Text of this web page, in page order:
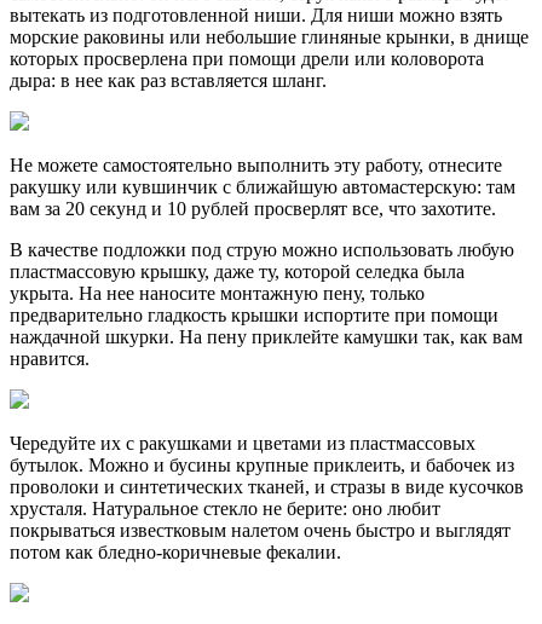
вытекать из подготовленной ниши. Для ниши можно взять
морские раковины или небольшие глиняные крынки, в днище
которых просверлена при помощи дрели или коловорота
дыра: в нее как раз вставляется шланг.
Не можете самостоятельно выполнить эту работу, отнесите
ракушку или кувшинчик с ближайшую автомастерскую: там
вам за 20 секунд и 10 рублей просверлят все, что захотите.
В качестве подложки под струю можно использовать любую
пластмассовую крышку, даже ту, которой селедка была
укрыта. На нее наносите монтажную пену, только
предварительно гладкость крышки испортите при помощи
наждачной шкурки. На пену приклейте камушки так, как вам
нравится.
Чередуйте их с ракушками и цветами из пластмассовых
бутылок. Можно и бусины крупные приклеить, и бабочек из
проволоки и синтетических тканей, и стразы в виде кусочков
хрусталя. Натуральное стекло не берите: оно любит
покрываться известковым налетом очень быстро и выглядят
потом как бледно-коричневые фекалии.